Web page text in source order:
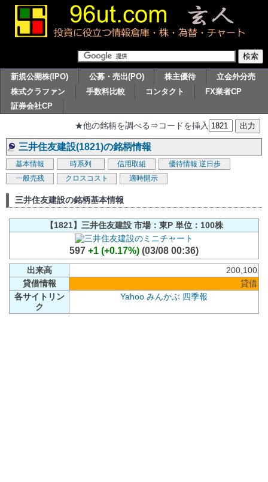
新規公開株(IPO) 公募・売出(PO) 株主優待
立会外分売
株式クラファン
手数料比較 コンタクト
FX業者CP
証券会社CP
★他の銘柄を調べる⇒コードを挿入
三井住友建設(1821)の銘柄情報
基本情報 時系列 信用取組 優待情報 逆日歩
一般売残
クロスコスト 適時開示
三井住友建設の銘柄基本情報
【1821】三井住友建設 市場：東P 単位：100株
597 +1 (+0.17%) (03/08 00:36)
出来高
200,100
貸借情報
貸借
各サイトリン
ク
Yahoo みんかぶ 四季報